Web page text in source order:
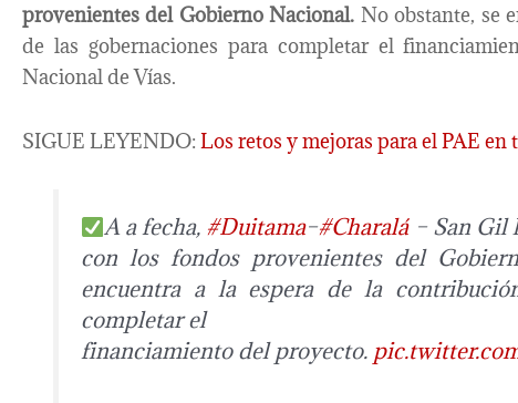
provenientes del Gobierno Nacional. No obstante, se
de las gobernaciones para completar el
Nacional de Vías.
SIGUE LEYENDO: Los retos y mejoras para el PAE
A a fecha, #Duitama–#Charalá– San Gil
con los fondos provenientes del
encuentra a la espera de la
completar el
financiamiento del proyecto.